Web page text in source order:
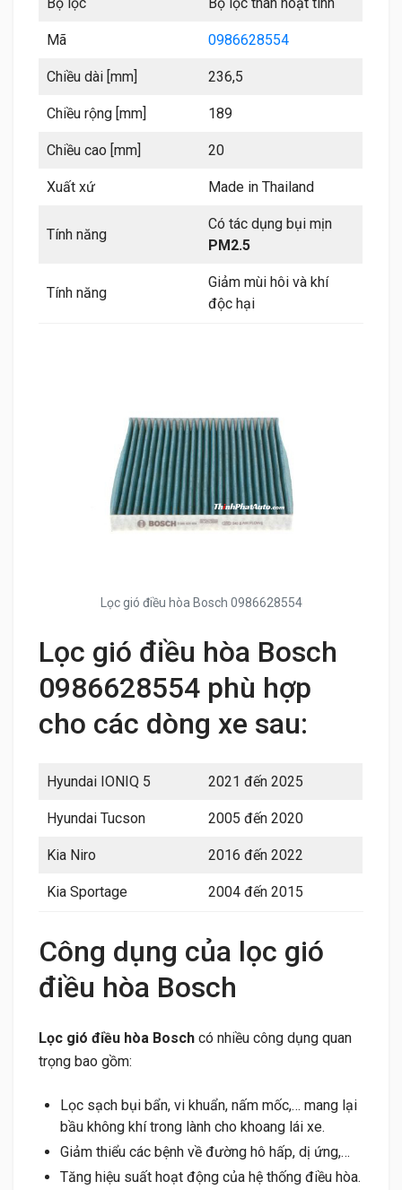
Mã 0986628554
Chiều dài [mm] 236,5
Chiều rộng [mm] 189
Chiều cao [mm] 20
Xuất xứ Made in Thailand
Tính năng
Có tác dụng bụi mịn
PM2.5
Tính năng
Giảm mùi hôi và khí
độc hại
Lọc gió điều hòa Bosch 0986628554
Lọc gió điều hòa Bosch
0986628554 phù hợp
cho các dòng xe sau:
Hyundai IONIQ 5 2021 đến 2025
Hyundai Tucson 2005 đến 2020
Kia Niro 2016 đến 2022
Kia Sportage 2004 đến 2015
Công dụng của lọc gió
điều hòa Bosch
Lọc gió điều hòa Bosch có nhiều công dụng quan
trọng bao gồm:
Lọc sạch bụi bẩn, vi khuẩn, nấm mốc,… mang lại
bầu không khí trong lành cho khoang lái xe.
Giảm thiểu các bệnh về đường hô hấp, dị ứng,…
Tăng hiệu suất hoạt động của hệ thống điều hòa.